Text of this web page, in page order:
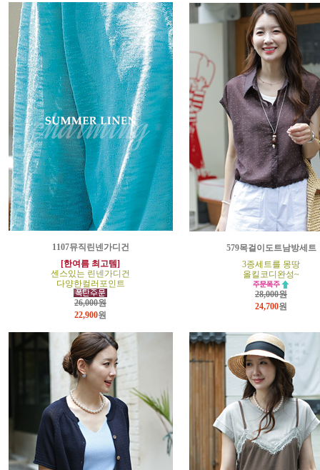
1107뮤직린넨가디건
[한여름 최고템]
센스있는 린넨가디건
다양한컬러포인트
26,000원
22,900원
579목걸이도트남방세트
3종세트를 몽땅
올킬코디완성~
28,000원
24,700원